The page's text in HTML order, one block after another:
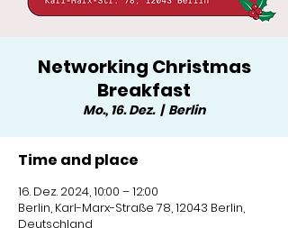
Networking Christmas
Breakfast
Mo., 16. Dez.
  |
Berlin
Time and place
16. Dez. 2024, 10:00 – 12:00
Berlin, Karl-Marx-Straße 78, 12043 Berlin,
Deutschland